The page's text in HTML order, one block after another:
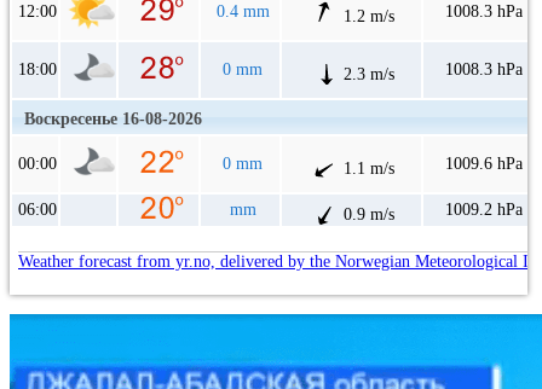
12:00 0.4 mm 1.2 m/s 1008.3 hPa
18:00 0 mm 2.3 m/s 1008.3 hPa
Воскресенье 16-08-2026
00:00 0 mm 1.1 m/s 1009.6 hPa
06:00 mm 0.9 m/s 1009.2 hPa
Weather forecast from yr.no, delivered by the Norwegian Meteorological